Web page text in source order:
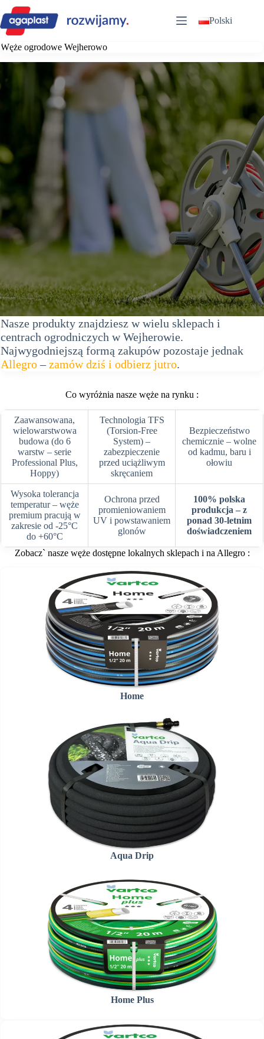
Przejdź
do
treści
Polski
Węże ogrodowe Wejherowo
Nasze produkty znajdziesz w wielu sklepach i
centrach ogrodniczych w Wejherowie.
Najwygodniejszą formą zakupów pozostaje jednak
Allegro–zamów dziś i odbierz jutro.
Co wyróżnia nasze węże na rynku :
Zaawansowana,
wielowarstwowa
budowa (do 6
warstw – serie
Professional Plus,
Hoppy)
Technologia TFS
(Torsion-Free
System) –
zabezpieczenie
przed uciążliwym
skręcaniem
Bezpieczeństwo
chemicznie – wolne
od kadmu, baru i
ołowiu
Wysoka tolerancja
temperatur – węże
premium pracują w
zakresie od -25°C
do +60°C
Ochrona przed
promieniowaniem
UV i powstawaniem
glonów
100% polska
produkcja – z
ponad 30-letnim
doświadczeniem
Zobacz` nasze węże dostępne lokalnych sklepach i na Allegro :
Home
Aqua Drip
Home Plus